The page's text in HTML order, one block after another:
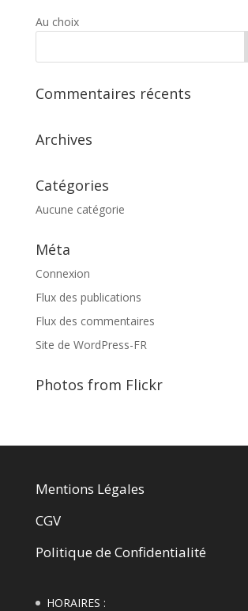
Au choix
Commentaires récents
Archives
Catégories
Aucune catégorie
Méta
Connexion
Flux des publications
Flux des commentaires
Site de WordPress-FR
Photos from Flickr
Mentions Légales
CGV
Politique de Confidentialité
HORAIRES :